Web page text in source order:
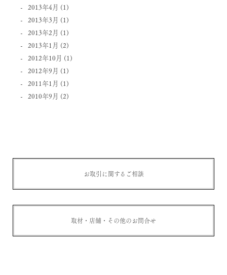
2013年4月 (1)
2013年3月 (1)
2013年2月 (1)
2013年1月 (2)
2012年10月 (1)
2012年9月 (1)
2011年1月 (1)
2010年9月 (2)
お取引に関するご相談
取材・店舗・その他のお問合せ